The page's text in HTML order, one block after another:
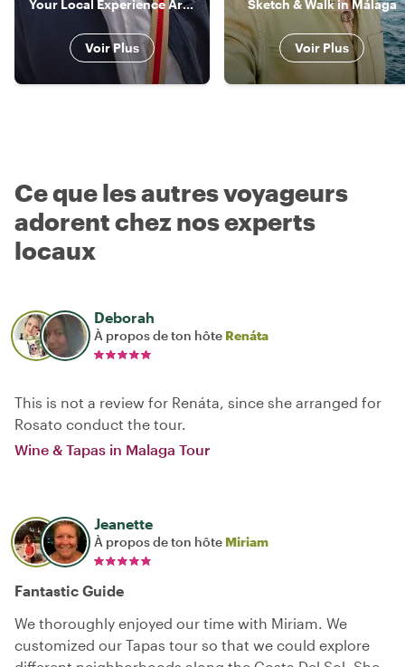
Your Local Experience Architect
Voir Plus
Sketch & Walk in Málaga
Voir Plus
Ce que les autres voyageurs
adorent chez nos experts
locaux
Deborah
À propos de ton hôte Renáta
This is not a review for Renáta, since she arranged for
Rosato conduct the tour.
Wine & Tapas in Malaga Tour
Jeanette
À propos de ton hôte Miriam
Fantastic Guide
We thoroughly enjoyed our time with Miriam. We
customized our Tapas tour so that we could explore